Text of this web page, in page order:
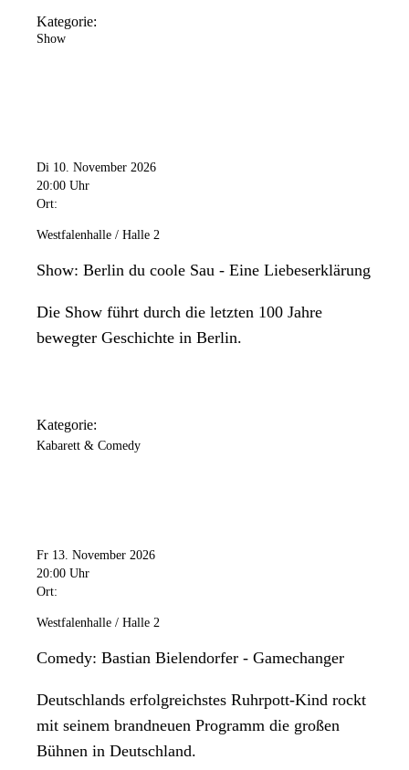
Kategorie:
Show
Di 10. November 2026
20:00 Uhr
Ort:
Westfalenhalle / Halle 2
Show: Berlin du coole Sau - Eine Liebeserklärung
Die Show führt durch die letzten 100 Jahre
bewegter Geschichte in Berlin.
Kategorie:
Kabarett & Comedy
Fr 13. November 2026
20:00 Uhr
Ort:
Westfalenhalle / Halle 2
Comedy: Bastian Bielendorfer - Gamechanger
Deutschlands erfolgreichstes Ruhrpott-Kind rockt
mit seinem brandneuen Programm die großen
Bühnen in Deutschland.